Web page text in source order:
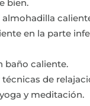
bien.
almohadilla
en la parte
baño caliente.
de
y meditación.